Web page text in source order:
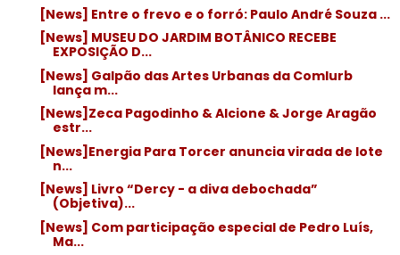
[News] Entre o frevo e o forró: Paulo André Souza ...
[News] MUSEU DO JARDIM BOTÂNICO RECEBE
EXPOSIÇÃO D...
[News] Galpão das Artes Urbanas da Comlurb
lança m...
[News]Zeca Pagodinho & Alcione & Jorge Aragão
estr...
[News]Energia Para Torcer anuncia virada de lote
n...
[News] Livro “Dercy - a diva debochada”
(Objetiva)...
[News] Com participação especial de Pedro Luís,
Ma...